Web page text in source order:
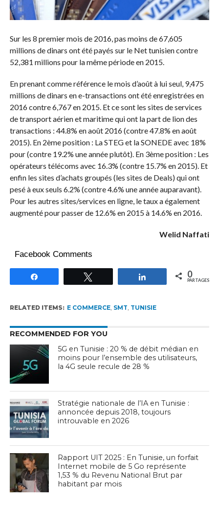
Sur les 8 premier mois de 2016, pas moins de 67,605
millions de dinars ont été payés sur le Net tunisien contre
52,381 millions pour la même période en 2015.
En prenant comme référence le mois d’août à lui seul, 9,475
millions de dinars en e-transactions ont été enregistrées en
2016 contre 6,767 en 2015. Et ce sont les sites de services
de transport aérien et maritime qui ont la part de lion des
transactions : 44.8% en août 2016 (contre 47.8% en août
2015). En 2ème position : La STEG et la SONEDE avec 18%
pour (contre 19.2% une année plutôt). En 3ème position : Les
opérateurs télécoms avec 16.3% (contre 15.7% en 2015). Et
enfin les sites d’achats groupés (les sites de Deals) qui ont
pesé à eux seuls 6.2% (contre 4.6% une année auparavant).
Pour les autres sites/services en ligne, le taux a également
augmenté pour passer de 12.6% en 2015 à 14.6% en 2016.
Welid Naffati
Facebook Comments
Partagez 0
PARTAGES
RELATED ITEMS: E COMMERCE, SMT TUNISIE
RECOMMENDED FOR YOU
5G en Tunisie : 20 % de débit médian en
moins pour l’ensemble des utilisateurs,
la 4G seule recule de 28 %
Stratégie nationale de l’IA en Tunisie :
annoncée depuis 2018, toujours
introuvable en 2026
Rapport UIT 2025 : En Tunisie, un forfait
Internet mobile de 5 Go représente
1,53 % du Revenu National Brut par
habitant par mois